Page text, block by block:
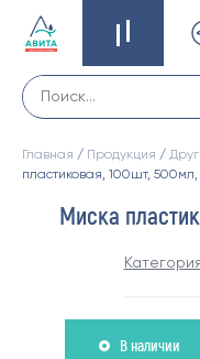
Главная / Продукция /
пластиковая, 100шт,
Миска
В наличии